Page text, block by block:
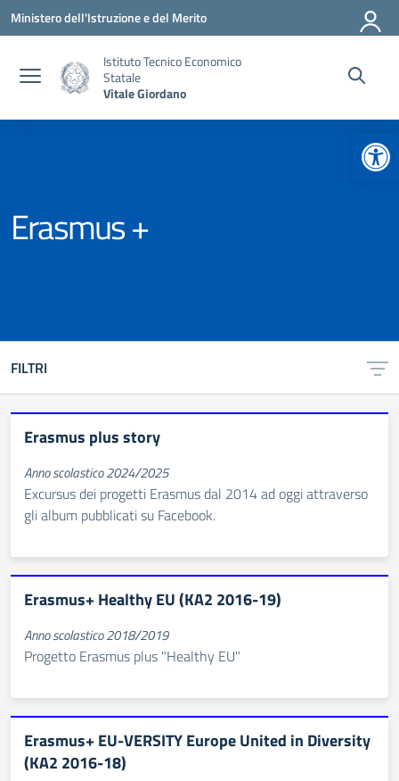
Vai ai contenuti
Vai al menu di navigazione
Vai al footer
Ministero dell'Istruzione e del Merito
Istituto Tecnico Economico
Statale
Vitale Giordano
Erasmus +
FILTRI
Erasmus plus story
Anno scolastico 2024/2025
Excursus dei progetti Erasmus dal 2014 ad oggi attraverso
gli album pubblicati su Facebook.
Erasmus+ Healthy EU (KA2 2016-19)
Anno scolastico 2018/2019
Progetto Erasmus plus "Healthy EU"
Erasmus+ EU-VERSITY Europe United in Diversity
(KA2 2016-18)